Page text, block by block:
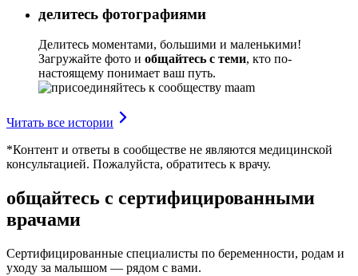
делитесь фотографиями
Делитесь моментами, большими и маленькими!
Загружайте фото и общайтесь с теми, кто по-
настоящему понимает ваш путь.
Читать все истории
*Контент и ответы в сообществе не являются медицинской
консультацией. Пожалуйста, обратитесь к врачу.
общайтесь с сертифицированными
врачами
Сертифицированные специалисты по беременности, родам и
уходу за малышом — рядом с вами.